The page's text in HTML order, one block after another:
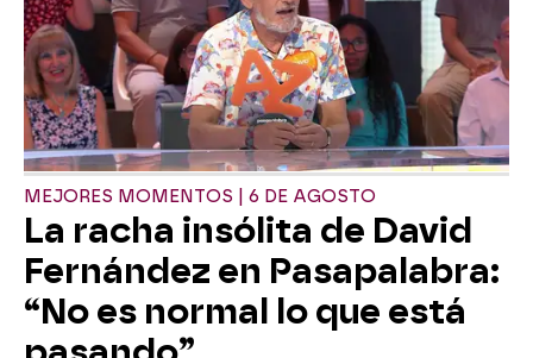
MEJORES MOMENTOS | 6 DE AGOSTO
La racha insólita de David
Fernández en Pasapalabra:
“No es normal lo que está